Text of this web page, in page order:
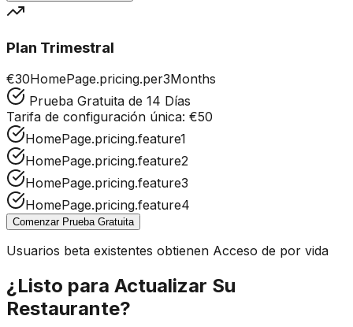
Plan Trimestral
€30HomePage.pricing.per3Months
Prueba Gratuita de 14 Días
Tarifa de configuración única: €50
HomePage.pricing.feature1
HomePage.pricing.feature2
HomePage.pricing.feature3
HomePage.pricing.feature4
Comenzar Prueba Gratuita
Usuarios beta existentes obtienen Acceso de por vida
¿Listo para Actualizar Su
Restaurante?